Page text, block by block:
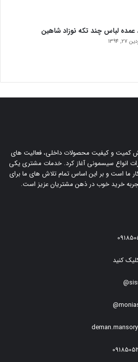
عمده لباس چند تکه نوزاد شاهین
1394
کمیت و کیفیت محصولات داخلی، فعالیت های
انواع سیسمونی آغاز کرد. خدمات مشتری یکی
ما است و بر این اساس تمام تلاش های ما برای
خرید خوب در ذهن مشتریان عزیز است.
کنید